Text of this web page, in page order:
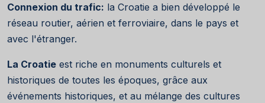
Connexion du trafic: la Croatie a bien développé le
réseau routier, aérien et ferroviaire, dans le pays et
avec l'étranger.
La Croatie est riche en monuments culturels et
historiques de toutes les époques, grâce aux
événements historiques, et au mélange des cultures